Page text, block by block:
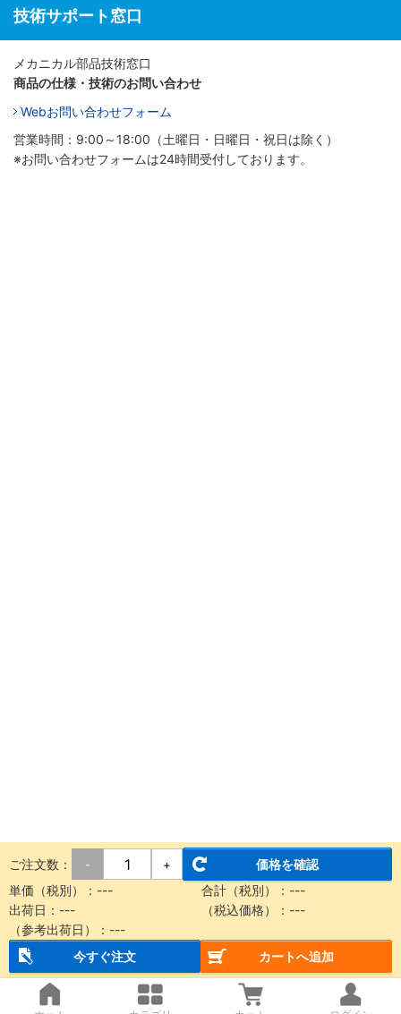
技術サポート窓口
メカニカル部品技術窓口
商品の仕様・技術のお問い合わせ
Webお問い合わせフォーム
営業時間：9:00～18:00（土曜日・日曜日・祝日は除く）
※お問い合わせフォームは24時間受付しております。
ご注文数： - +
価格を確認
単価（税別）： --- 合計（税別）： ---
出荷日： --- （税込価格）： ---
（参考出荷日）： ---
今すぐ注文
カートへ追加